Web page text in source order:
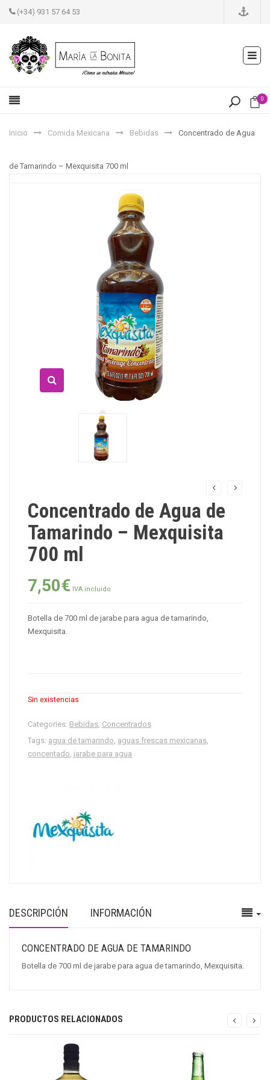
(+34) 931 57 64 53
0
Inicio Comida Mexicana Bebidas Concentrado de Agua
de Tamarindo – Mexquisita 700 ml
Concentrado de Agua de
Tamarindo – Mexquisita
700 ml
7,50€ IVA incluido
Botella de 700 ml de jarabe para agua de tamarindo,
Mexquisita.
Sin existencias
Categories: Bebidas, Concentrados
Tags: agua de tamarindo, aguas frescas mexicanas,
concentado, jarabe para agua
DESCRIPCIÓN INFORMACIÓN
CONCENTRADO DE AGUA DE TAMARINDO
Botella de 700 ml de jarabe para agua de tamarindo, Mexquisita.
PRODUCTOS RELACIONADOS